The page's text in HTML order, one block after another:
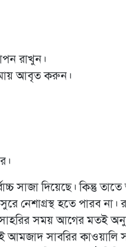
রাখুন।
আবৃত করুন।
সাজা দিয়েছে। কিন্তু
নেশাগ্রস্থ হতে পারব
সময় আগের মতই
আমজাদ সাবরির কাওয়ালি